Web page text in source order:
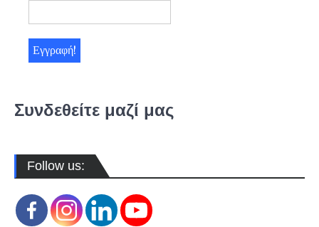
Συνδεθείτε μαζί μας
Follow us: